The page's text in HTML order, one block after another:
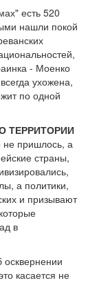
есть 520
нашли покой
- Моенко
ухожена,
по одной
ТЕРРИТОРИИ
не пришлось, а
страны,
а политики,
и призывают
в
касается не